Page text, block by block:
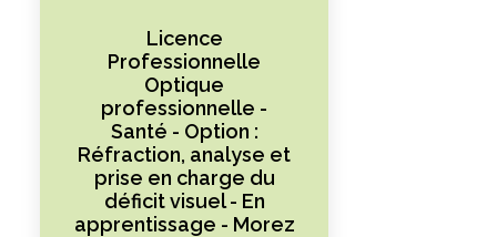
Licence
Professionnelle
Optique
professionnelle -
Santé - Option :
Réfraction, analyse et
prise en charge du
déficit visuel - En
apprentissage - Morez